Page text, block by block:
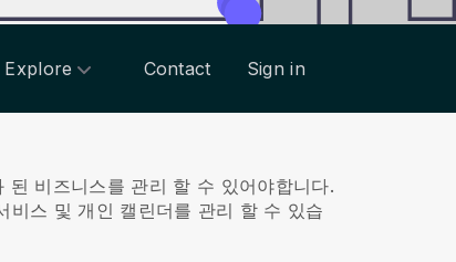
Explore Contact Sign in
비즈니스를 관리 할 수 있어야합니다.
스 및 개인 캘린더를 관리 할 수 있습